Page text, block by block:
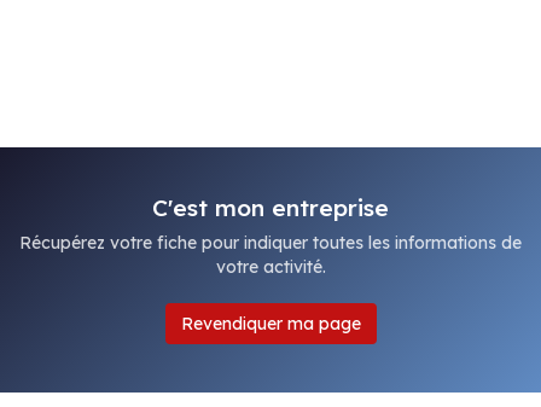
C'est mon entreprise
Récupérez votre fiche pour indiquer toutes les informations de
votre activité.
Revendiquer ma page